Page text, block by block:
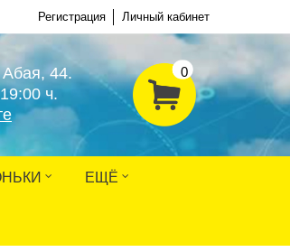
Регистрация Личный кабинет
44.
ч.
0
ЕЩЁ